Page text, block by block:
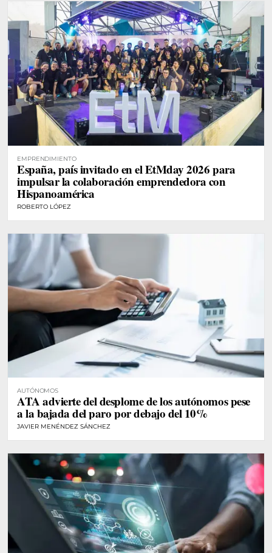
EMPRENDIMIENTO
España, país invitado en el EtMday 2026 para
impulsar la colaboración emprendedora con
Hispanoamérica
ROBERTO LÓPEZ
AUTÓNOMOS
ATA advierte del desplome de los autónomos pese
a la bajada del paro por debajo del 10%
JAVIER MENÉNDEZ SÁNCHEZ